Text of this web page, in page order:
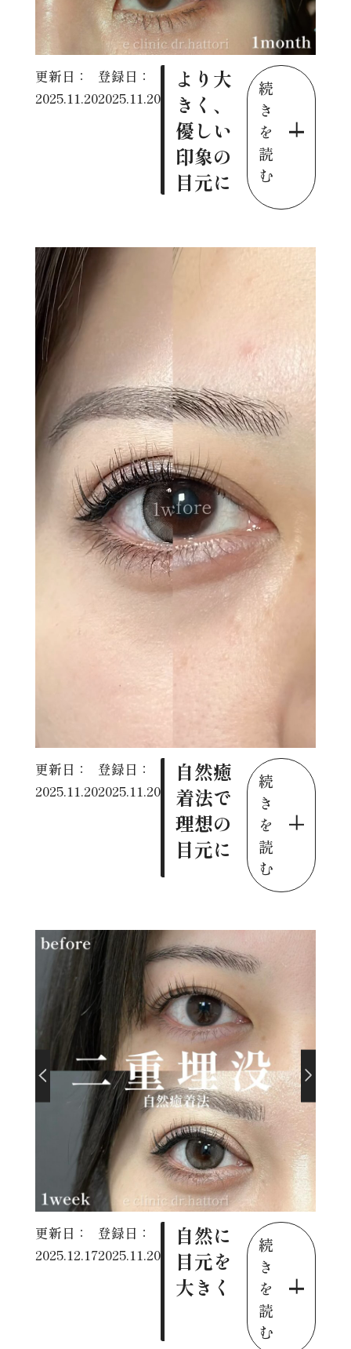
更新日：
2025.11.20
登録日：
2025.11.20
より大
きく、
優しい
印象の
目元に
続
き
を
読
む
更新日：
2025.11.20
登録日：
2025.11.20
自然癒
着法で
理想の
目元に
続
き
を
読
む
更新日：
2025.12.17
登録日：
2025.11.20
自然に
目元を
大きく
続
き
を
読
む